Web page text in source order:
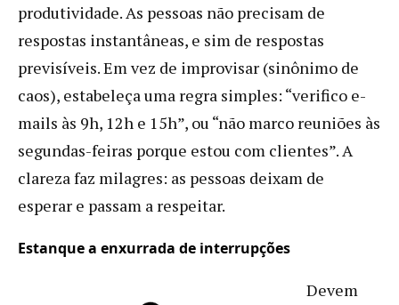
produtividade. As pessoas não precisam de
respostas instantâneas, e sim de respostas
previsíveis. Em vez de improvisar (sinônimo de
caos), estabeleça uma regra simples: “verifico e-
mails às 9h, 12h e 15h”, ou “não marco reuniões às
segundas-feiras porque estou com clientes”. A
clareza faz milagres: as pessoas deixam de
esperar e passam a respeitar.
Estanque a enxurrada de interrupções
Devem